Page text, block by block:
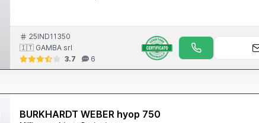
25IND11350
🇮🇹 GAMBA srl
3.7
6
BURKHARDT WEBER hyop 750